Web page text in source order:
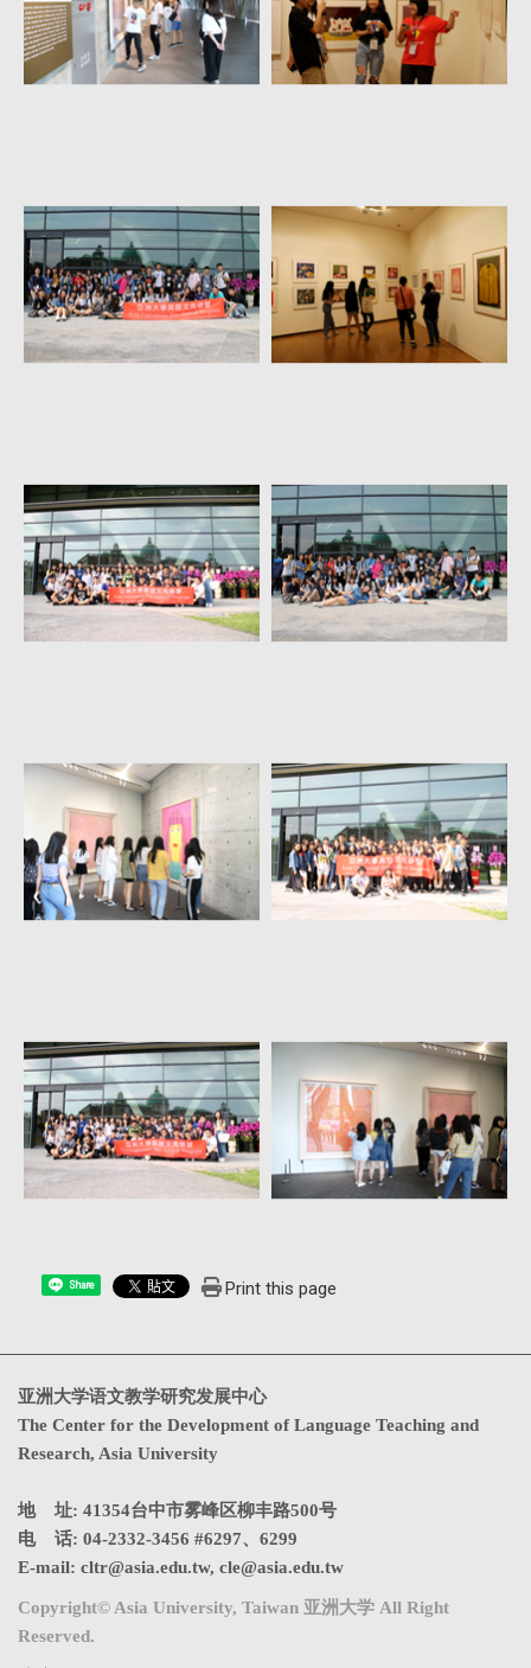
Share Print this page
亚洲大学语文教学研究发展中心
The Center for the Development of Language Teaching and
Research, Asia University
地 址: 41354台中市雾峰区柳丰路500号
电 话: 04-2332-3456 #6297、6299
E-mail: cltr@asia.edu.tw, cle@asia.edu.tw
Copyright© Asia University, Taiwan 亚洲大学 All Right
Reserved.